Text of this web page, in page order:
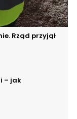
Rząd przyjął
– jak